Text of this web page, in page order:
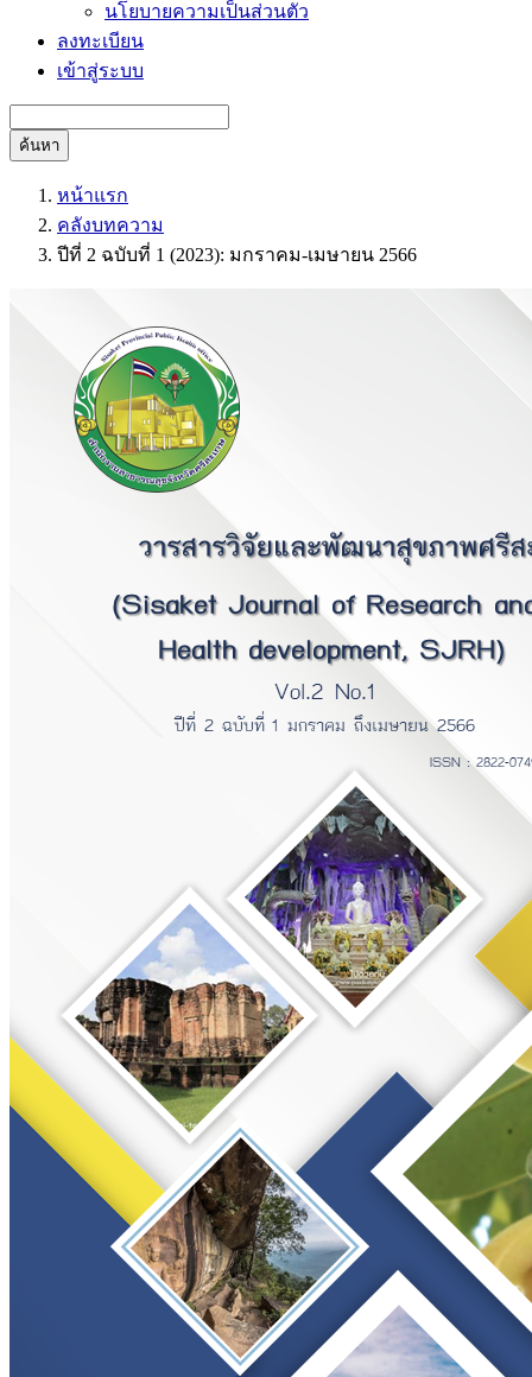
นโยบายความเป็นส่วนตัว
ลงทะเบียน
เข้าสู่ระบบ
ค้นหา
หน้าแรก
คลังบทความ
ปีที่ 2 ฉบับที่ 1 (2023): มกราคม-เมษายน 2566